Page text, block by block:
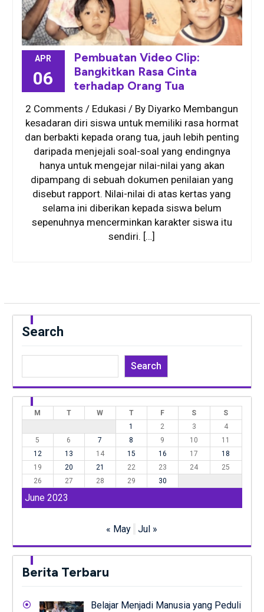
APR
06
Pembuatan Video Clip:
Bangkitkan Rasa Cinta
terhadap Orang Tua
2 Comments / Edukasi / By Diyarko Membangun
kesadaran diri siswa untuk memiliki rasa hormat
dan berbakti kepada orang tua, jauh lebih penting
daripada menjejali soal-soal yang endingnya
hanya untuk mengejar nilai-nilai yang akan
dipampang di sebuah dokumen penilaian yang
disebut rapport. Nilai-nilai di atas kertas yang
selama ini diberikan kepada siswa belum
sepenuhnya mencerminkan karakter siswa itu
sendiri. […]
Search
Search
June 2023
M T W T F S
S
1
2 3
4
5
6 7 8 9 10
11
12
13 14 15 16 17
18
19
20 21 22 23 24
25
26
27 28 29 30
« May Jul »
Berita Terbaru
Belajar Menjadi Manusia yang Peduli